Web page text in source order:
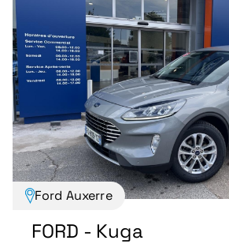
Ford Auxerre
FORD - Kuga